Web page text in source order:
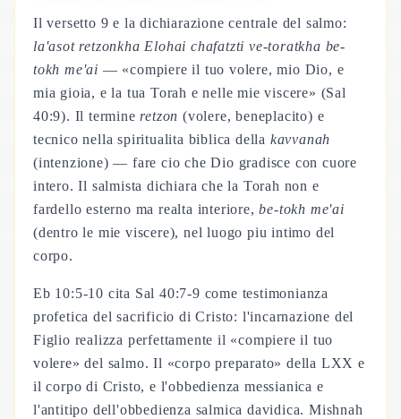
Il versetto 9 e la dichiarazione centrale del salmo:
la'asot retzonkha Elohai chafatzti ve-toratkha be-
tokh me'ai — «compiere il tuo volere, mio Dio, e
mia gioia, e la tua Torah e nelle mie viscere» (Sal
40:9). Il termine retzon (volere, beneplacito) e
tecnico nella spiritualita biblica della kavvanah
(intenzione) — fare cio che Dio gradisce con cuore
intero. Il salmista dichiara che la Torah non e
fardello esterno ma realta interiore,be-tokh me'ai
(dentro le mie viscere), nel luogo piu intimo del
corpo.
Eb 10:5-10 cita Sal 40:7-9 come testimonianza
profetica del sacrificio di Cristo: l'incarnazione del
Figlio realizza perfettamente il «compiere il tuo
volere» del salmo. Il «corpo preparato» della LXX e
il corpo di Cristo, e l'obbedienza messianica e
l'antitipo dell'obbedienza salmica davidica. Mishnah